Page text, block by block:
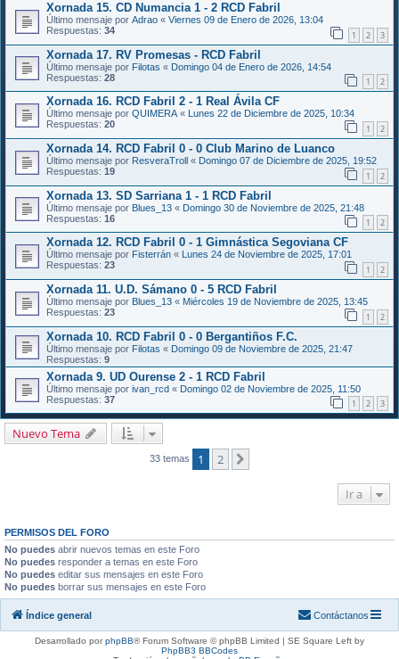
Xornada 15. CD Numancia 1 - 2 RCD Fabril
Último mensaje por Adrao « Viernes 09 de Enero de 2026, 13:04
Respuestas: 34 1 2 3
Xornada 17. RV Promesas - RCD Fabril
Último mensaje por Filotas « Domingo 04 de Enero de 2026, 14:54
Respuestas: 28 1 2
Xornada 16. RCD Fabril 2 - 1 Real Ávila CF
Último mensaje por QUIMERA «
Lunes 22 de Diciembre de 2025, 10:34
Respuestas: 20 1 2
Xornada 14. RCD Fabril 0 - 0 Club Marino de Luanco
Último mensaje por ResveraTroll « Domingo 07 de Diciembre de 2025, 19:52
Respuestas: 19 1 2
Xornada 13. SD Sarriana 1 - 1 RCD Fabril
Último mensaje por Blues_13 « Domingo 30 de Noviembre de 2025, 21:48
Respuestas: 16 1 2
Xornada 12. RCD Fabril 0 - 1 Gimnástica Segoviana CF
Último mensaje por Fisterrán «
Lunes 24 de Noviembre de 2025, 17:01
Respuestas: 23 1 2
Xornada 11. U.D. Sámano 0 - 5 RCD Fabril
Último mensaje por Blues_13 « Miércoles 19 de Noviembre de 2025, 13:45
Respuestas: 23 1 2
Xornada 10. RCD Fabril 0 - 0 Bergantiños F.C.
Último mensaje por Filotas « Domingo 09 de Noviembre de 2025, 21:47
Respuestas: 9
Xornada 9. UD Ourense 2 - 1 RCD Fabril
Último mensaje por ivan_rcd « Domingo 02 de Noviembre de 2025, 11:50
Respuestas: 37 1 2 3
Nuevo Tema
33 temas 1 2
Ir a
PERMISOS DEL FORO
No puedes abrir nuevos temas en este Foro
No puedes responder a temas en este Foro
No puedes editar sus mensajes en este Foro
No puedes borrar sus mensajes en este Foro
Índice general Contáctanos
Desarrollado porphpBB® Forum Software © phpBB Limited | SE Square Left by
PhpBB3 BBCodes